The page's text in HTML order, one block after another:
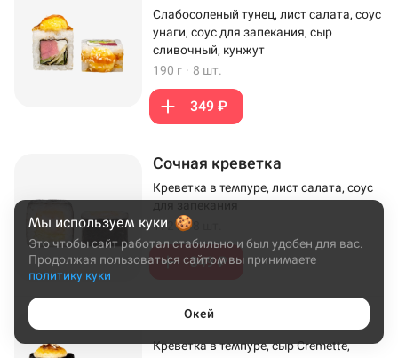
Слабосоленый тунец, лист салата, соус
унаги, соус для запекания, сыр
сливочный, кунжут
190 г · 8 шт.
349 ₽
Сочная креветка
Креветка в темпуре, лист салата, соус
172 г ·
349 ₽
Эби Хот
Креветка в темпуре, сыр Cremette,
Мы используем куки
Это чтобы сайт работал стабильно и был удобен для вас.
Продолжая пользоваться сайтом вы принимаете
политику куки
Окей